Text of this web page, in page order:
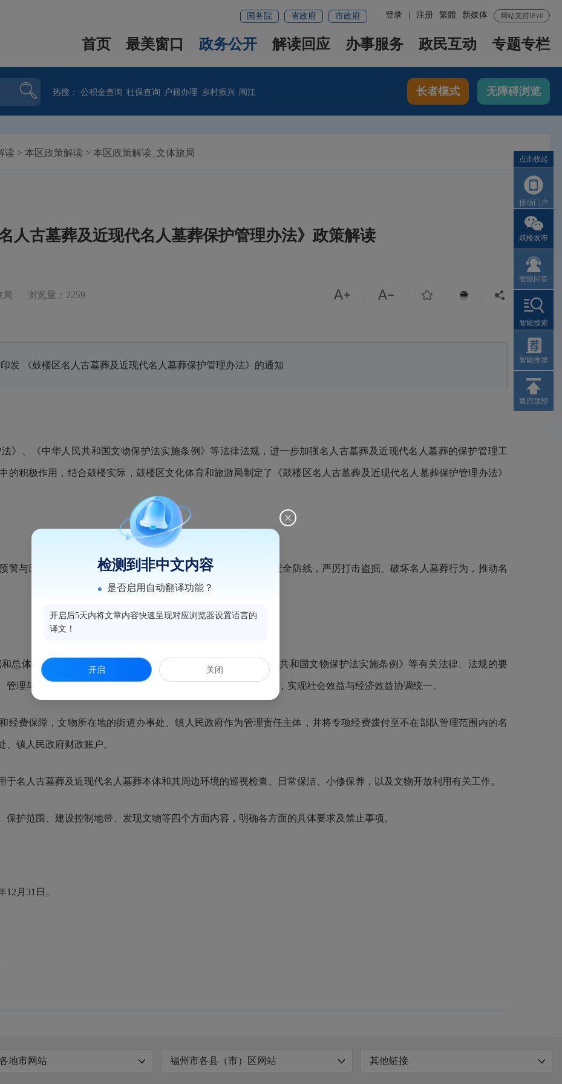
网站支持IPv6
新媒体
繁體
登录 注册
国务院 省政府 市政府
首页 最美窗口 政务公开 解读回应 办事服务 政民互动 专题专栏
热搜：公积金查询 社保查询 户籍办理 乡村振兴 闽江 长者模式 无障碍浏览
读 > 本区政策解读 > 本区政策解读_文体旅局
名人古墓葬及近现代名人墓葬保护管理办法》政策解读
局 浏览量：2259     
发 《鼓楼区名人古墓葬及近现代名人墓葬保护管理办法》的通知
、《中华人民共和国文物保护法实施条例》等法律法规，进一步加强名人古墓葬及近现代名人墓葬的保护管理工
的积极作用，结合鼓楼实际，鼓楼区文化体育和旅游局制定了《鼓楼区名人古墓葬及近现代名人墓葬保护管理办法》
与应急管理，健全名人墓葬等文物保护修缮档案，筑牢文物安全防线，严厉打击盗掘、破坏名人墓葬行为，推动名
体目标，即依据《中华人民共和国文物保护法》《中华人民共和国文物保护法实施条例》等有关法律、法规的要
理与利用的工作要求，确保科学、合理地统筹规划保护和利用，实现社会效益与经济效益协调统一。
费保障，文物所在地的街道办事处、镇人民政府作为管理责任主体，并将专项经费拨付至不在部队管理范围内的名
、镇人民政府财政账户。
人古墓葬及近现代名人墓葬本体和其周边环境的巡视检查、日常保洁、小修保养，以及文物开放利用有关工作。
范围、建设控制地带、发现文物等四个方面内容，明确各方面的具体要求及禁止事项。
月31日。
地市网站 福州市各县（市）区网站 其他链接
点击收起
移动门户
鼓楼发布
智能问答
智能搜索
智能推荐
返回顶部
检测到非中文内容
是否启用自动翻译功能？
开启后5天内将文章内容快速呈现对应浏览器设置语言的
译文！
开启 关闭